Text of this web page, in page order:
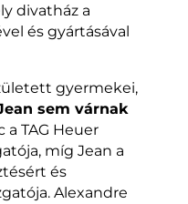
divatház a
és gyártásával
gyermekei,
sem várnak
a TAG Heuer
míg Jean a
és
Alexandre